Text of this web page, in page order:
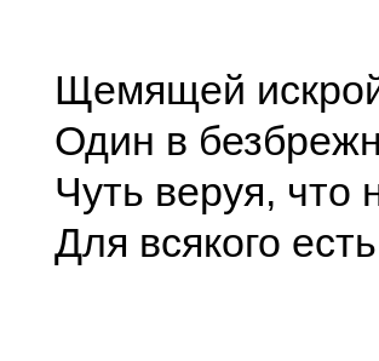
Щемящей
Один в
Чуть веруя,
Для всякого